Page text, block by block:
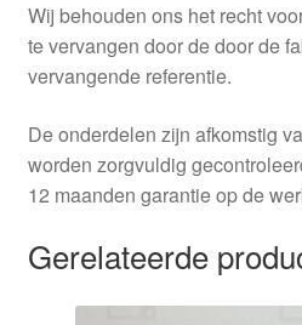
Wij behouden ons het recht
te vervangen door de door de
vervangende referentie.
De onderdelen zijn afkomstig
worden zorgvuldig
12 maanden garantie op de
Gerelateerde